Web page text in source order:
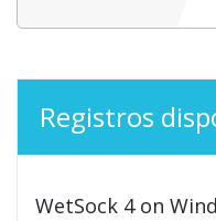
Registros
WetSock 4 on